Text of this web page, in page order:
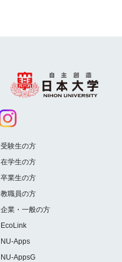
受験生の方
在学生の方
卒業生の方
教職員の方
企業・一般の方
EcoLink
NU-Apps
NU-AppsG